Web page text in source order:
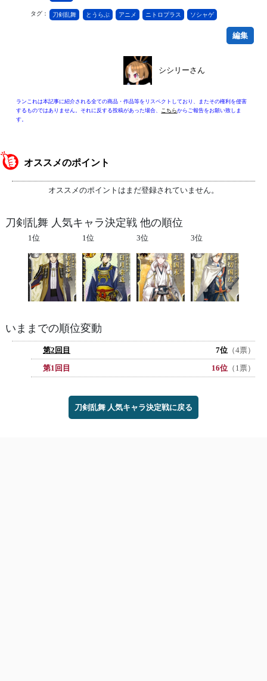
タグ： 刀剣乱舞 とうらぶ アニメ ニトロプラス ソシャゲ
編集
シシリーさん
ランこれは本記事に紹介される全ての商品・作品等をリスペクトしており、またその権利を侵害
するものではありません。それに反する投稿があった場合、 こちらからご報告をお願い致しま
す。
オススメのポイント
オススメのポイントはまだ登録されていません。
刀剣乱舞 人気キャラ決定戦 他の順位
1位 1位 3位 3位
いままでの順位変動
第2回目 7位 （4票）
第1回目
16位 （1票）
刀剣乱舞 人気キャラ決定戦に戻る